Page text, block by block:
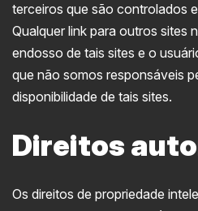
terceiros que são controlados
Qualquer link para outros sites
endosso de tais sites e o
que não somos responsáveis
disponibilidade de tais sites.
Direitos
Os direitos de propriedade